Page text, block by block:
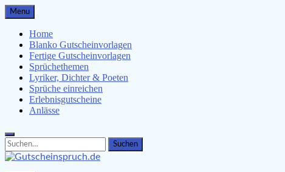
Skip
to
content
Menu
Home
Blanko Gutscheinvorlagen
Fertige Gutscheinvorlagen
Sprüchethemen
Lyriker, Dichter & Poeten
Sprüche einreichen
Erlebnisgutscheine
Anlässe
Search
for:
Search